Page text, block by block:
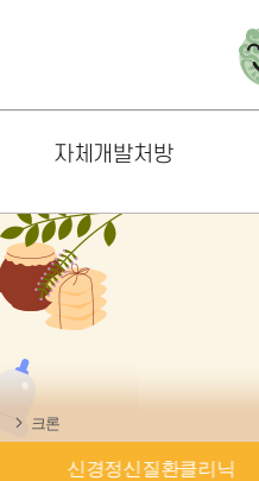
자체개발처방
기상나팔
생생이슬
면역기상
뻘떡홍삼
쌍화탕
크론
신경정신질환클리닉